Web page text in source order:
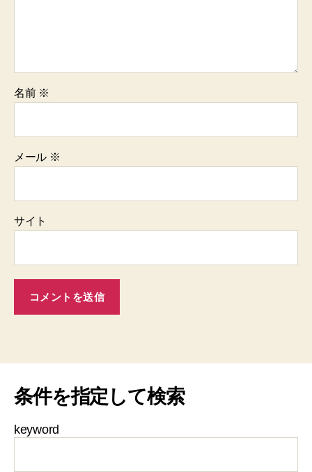
名前 ※
メール ※
サイト
条件を指定して検索
keyword